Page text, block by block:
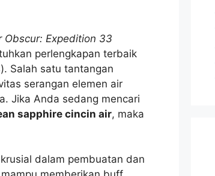
Obscur: Expedition 33
perlengkapan terbaik
Salah satu tantangan
serangan elemen air
Jika Anda sedang mencari
sapphire cincin air, maka
dalam pembuatan dan